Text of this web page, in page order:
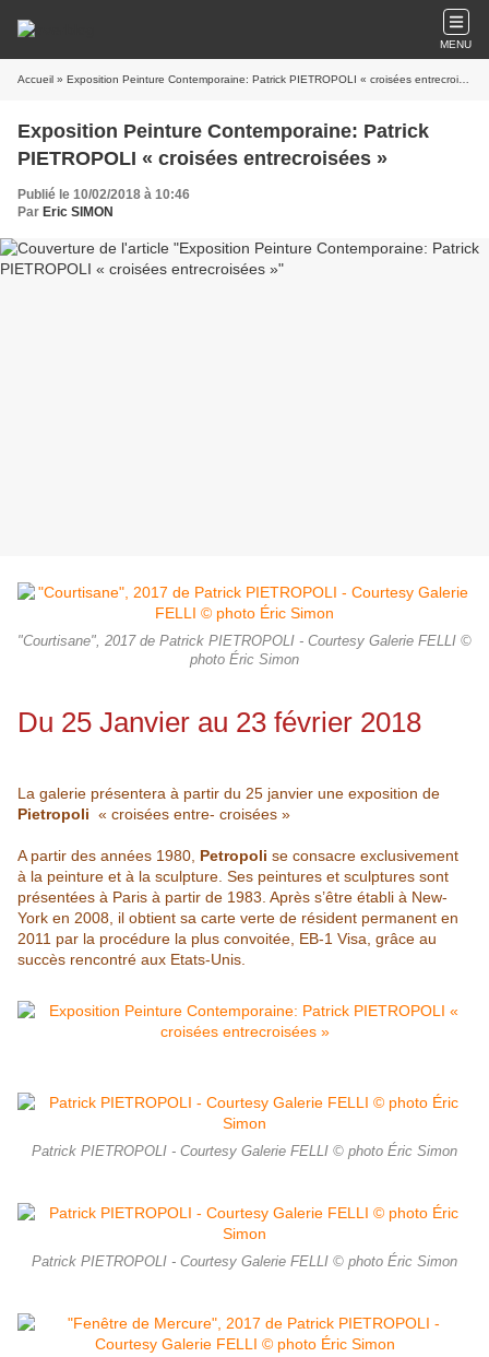
MENU
Accueil » Exposition Peinture Contemporaine: Patrick PIETROPOLI « croisées entrecroisées »
Exposition Peinture Contemporaine: Patrick
PIETROPOLI « croisées entrecroisées »
Publié le 10/02/2018 à 10:46
Par Eric SIMON
"Courtisane", 2017 de Patrick PIETROPOLI - Courtesy Galerie FELLI ©
photo Éric Simon
Du 25 Janvier au 23 février 2018
La galerie présentera à partir du 25 janvier une exposition de
Pietropoli « croisées entre- croisées »
A partir des années 1980, Petropoli se consacre exclusivement
à la peinture et à la sculpture. Ses peintures et sculptures sont
présentées à Paris à partir de 1983. Après s’être établi à New-
York en 2008, il obtient sa carte verte de résident permanent en
2011 par la procédure la plus convoitée, EB-1 Visa, grâce au
succès rencontré aux Etats-Unis.
Patrick PIETROPOLI - Courtesy Galerie FELLI © photo Éric Simon
Patrick PIETROPOLI - Courtesy Galerie FELLI © photo Éric Simon